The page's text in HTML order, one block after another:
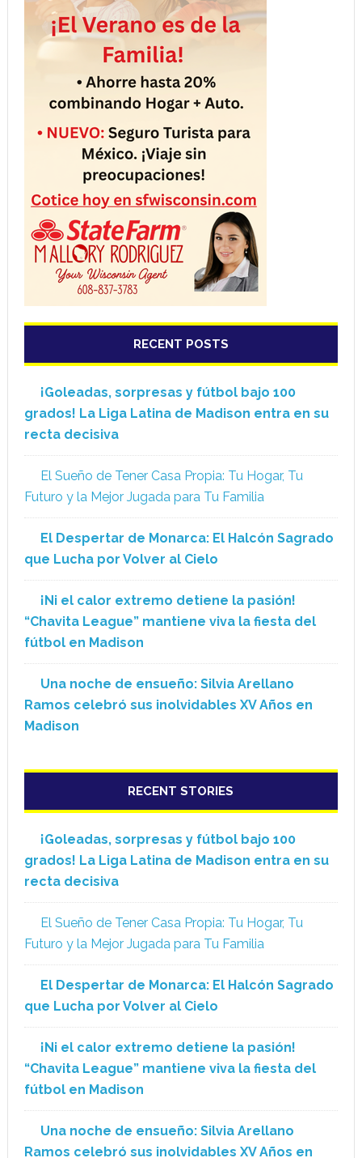
RECENT POSTS
¡Goleadas, sorpresas y fútbol bajo 100
grados! La Liga Latina de Madison entra en su
recta decisiva
El Sueño de Tener Casa Propia: Tu Hogar, Tu
Futuro y la Mejor Jugada para Tu Familia
El Despertar de Monarca: El Halcón Sagrado
que Lucha por Volver al Cielo
¡Ni el calor extremo detiene la pasión!
“Chavita League” mantiene viva la fiesta del
fútbol en Madison
Una noche de ensueño: Silvia Arellano
Ramos celebró sus inolvidables XV Años en
Madison
RECENT STORIES
¡Goleadas, sorpresas y fútbol bajo 100
grados! La Liga Latina de Madison entra en su
recta decisiva
El Sueño de Tener Casa Propia: Tu Hogar, Tu
Futuro y la Mejor Jugada para Tu Familia
El Despertar de Monarca: El Halcón Sagrado
que Lucha por Volver al Cielo
¡Ni el calor extremo detiene la pasión!
“Chavita League” mantiene viva la fiesta del
fútbol en Madison
Una noche de ensueño: Silvia Arellano
Ramos celebró sus inolvidables XV Años en